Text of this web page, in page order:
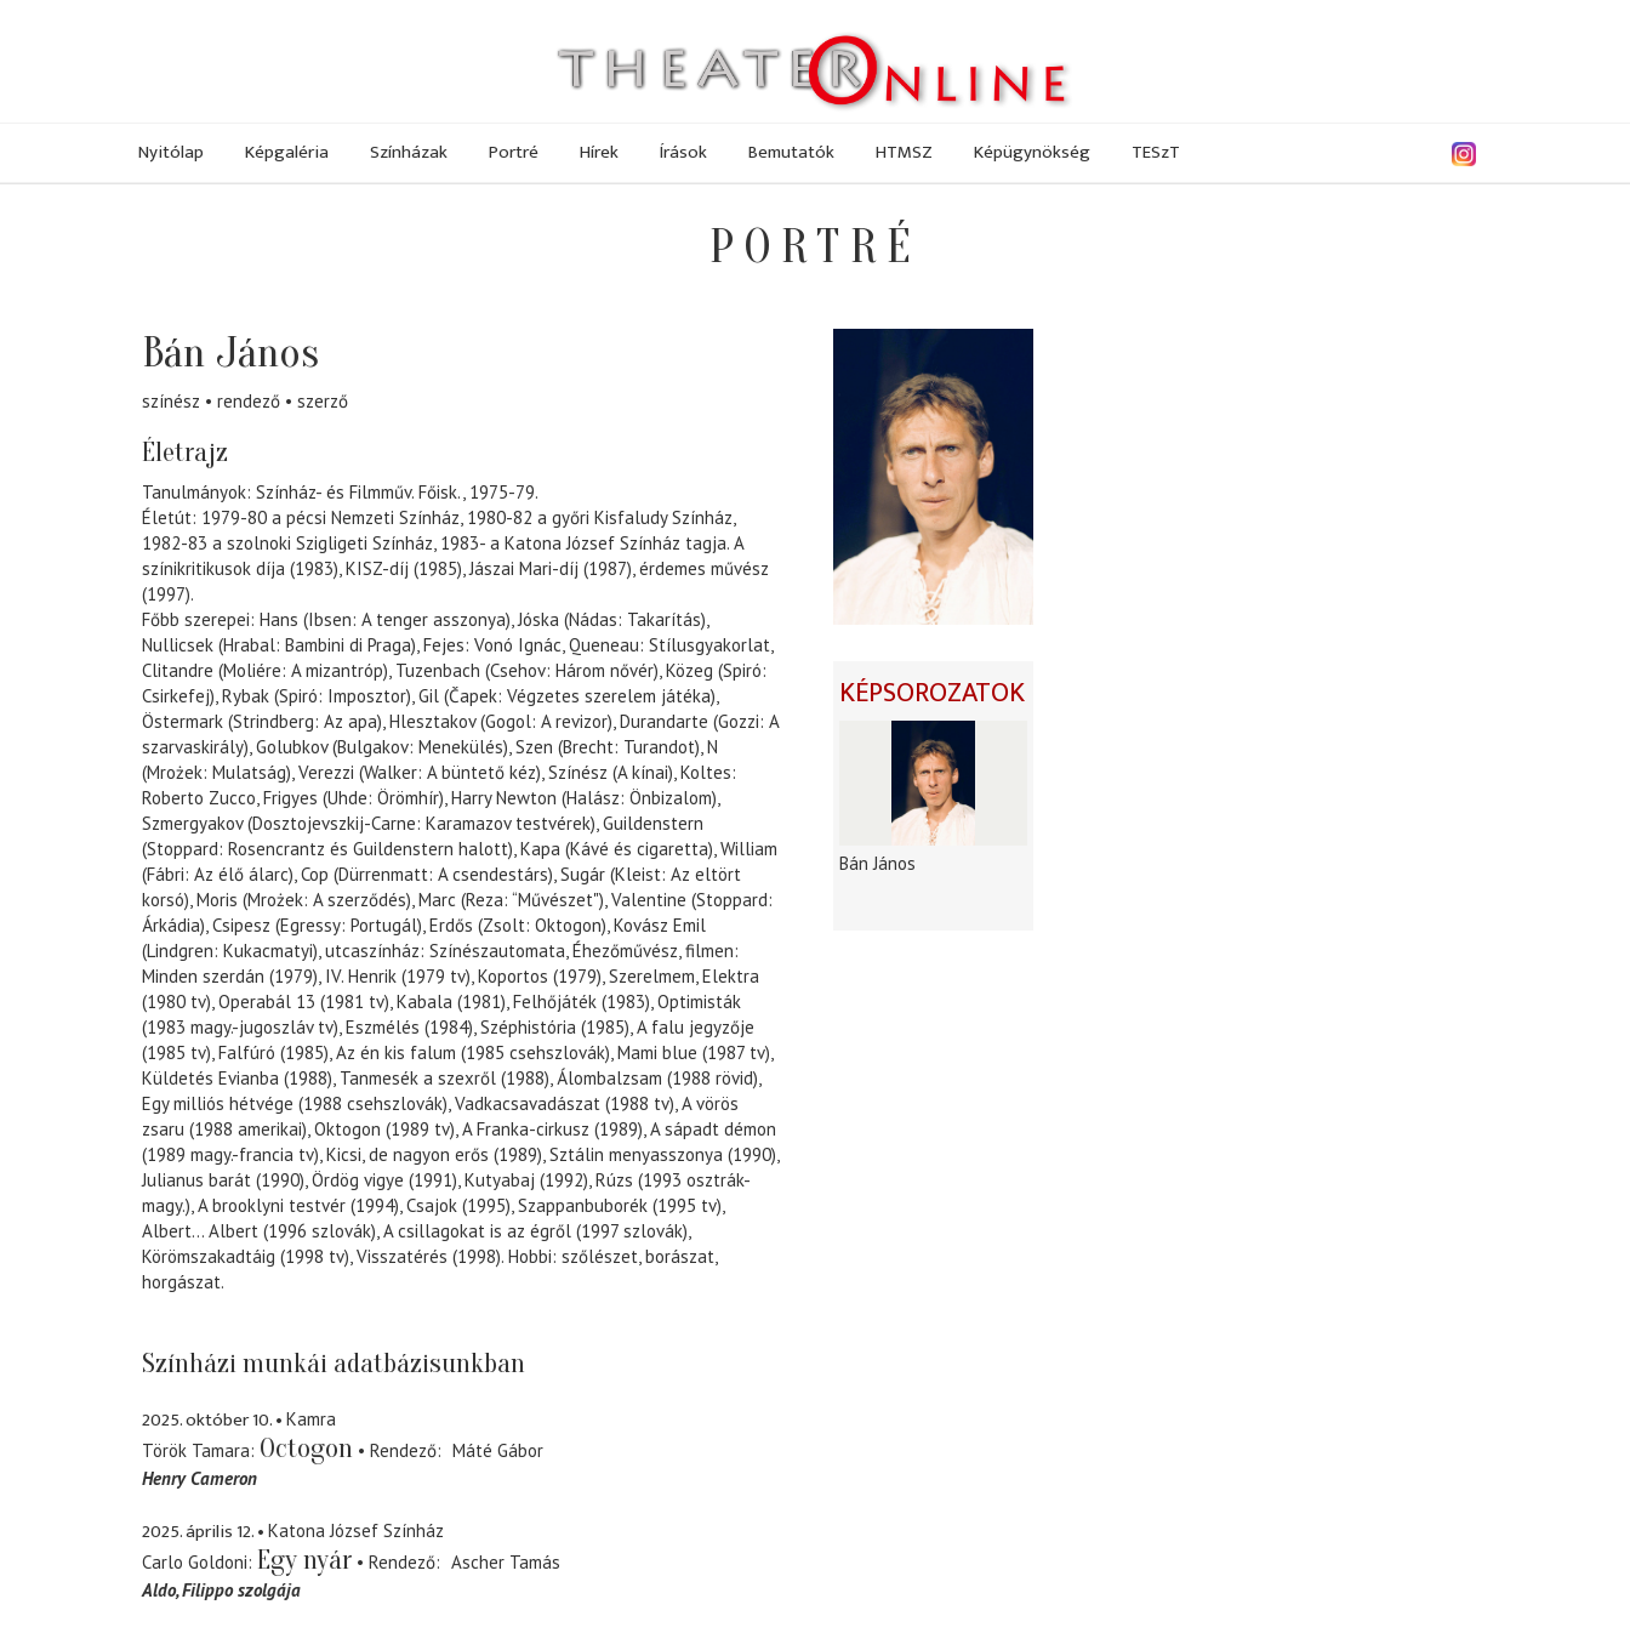
Nyitólap Képgaléria Színházak Portré Hírek Írások Bemutatók HTMSZ Képügynökség TESzT
PORTRÉ
Bán János
színész rendező szerző
Életrajz
Tanulmányok: Színház- és Filmműv. Főisk., 1975-79.
Életút: 1979-80 a pécsi Nemzeti Színház, 1980-82 a győri Kisfaludy Színház,
1982-83 a szolnoki Szigligeti Színház, 1983- a Katona József Színház tagja. A
színikritikusok díja (1983), KISZ-díj (1985), Jászai Mari-díj (1987), érdemes művész
(1997).
Főbb szerepei: Hans (Ibsen: A tenger asszonya), Jóska (Nádas: Takarítás),
Nullicsek (Hrabal: Bambini di Praga), Fejes: Vonó Ignác, Queneau: Stílusgyakorlat,
Clitandre (Moliére: A mizantróp), Tuzenbach (Csehov: Három nővér), Közeg (Spiró:
Csirkefej), Rybak (Spiró: Imposztor), Gil (Čapek: Végzetes szerelem játéka),
Östermark (Strindberg: Az apa), Hlesztakov (Gogol: A revizor), Durandarte (Gozzi: A
szarvaskirály), Golubkov (Bulgakov: Menekülés), Szen (Brecht: Turandot), N
(Mrożek: Mulatság), Verezzi (Walker: A büntető kéz), Színész (A kínai), Koltes:
Roberto Zucco, Frigyes (Uhde: Örömhír), Harry Newton (Halász: Önbizalom),
Szmergyakov (Dosztojevszkij-Carne: Karamazov testvérek), Guildenstern
(Stoppard: Rosencrantz és Guildenstern halott), Kapa (Kávé és cigaretta), William
(Fábri: Az élő álarc), Cop (Dürrenmatt: A csendestárs), Sugár (Kleist: Az eltört
korsó), Moris (Mrożek: A szerződés), Marc (Reza: “Művészet"), Valentine (Stoppard:
Árkádia), Csipesz (Egressy: Portugál), Erdős (Zsolt: Oktogon), Kovász Emil
(Lindgren: Kukacmatyi), utcaszínház: Színészautomata, Éhezőművész, filmen:
Minden szerdán (1979), IV. Henrik (1979 tv), Koportos (1979), Szerelmem, Elektra
(1980 tv), Operabál 13 (1981 tv), Kabala (1981), Felhőjáték (1983), Optimisták
(1983 magy.-jugoszláv tv), Eszmélés (1984), Széphistória (1985), A falu jegyzője
(1985 tv), Falfúró (1985), Az én kis falum (1985 csehszlovák), Mami blue (1987 tv),
Küldetés Evianba (1988), Tanmesék a szexről (1988), Álombalzsam (1988 rövid),
Egy milliós hétvége (1988 csehszlovák), Vadkacsavadászat (1988 tv), A vörös
zsaru (1988 amerikai), Oktogon (1989 tv), A Franka-cirkusz (1989), A sápadt démon
(1989 magy.-francia tv), Kicsi, de nagyon erős (1989), Sztálin menyasszonya (1990),
Julianus barát (1990), Ördög vigye (1991), Kutyabaj (1992), Rúzs (1993 osztrák-
magy.), A brooklyni testvér (1994), Csajok (1995), Szappanbuborék (1995 tv),
Albert... Albert (1996 szlovák), A csillagokat is az égről (1997 szlovák),
Körömszakadtáig (1998 tv), Visszatérés (1998). Hobbi: szőlészet, borászat,
horgászat.
Színházi munkái adatbázisunkban
2025. október 10.
Kamra
Török Tamara Octogon Rendező
Máté Gábor
Henry Cameron
2025. április 12.
Katona József Színház
Carlo Goldoni Egy nyár Rendező
Ascher Tamás
Aldo Filippo szolgája
KÉPSOROZATOK
Bán János